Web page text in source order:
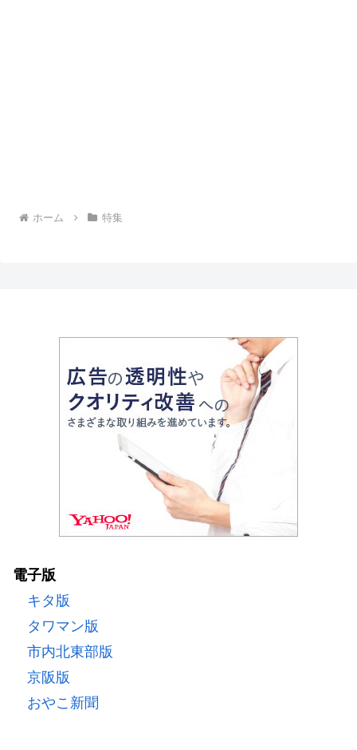
ホーム 特集
電子版
キタ版
タワマン版
市内北東部版
京阪版
おやこ新聞